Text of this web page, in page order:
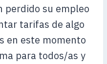
perdido su empleo
tarifas de algo
en este momento
para todos/as y